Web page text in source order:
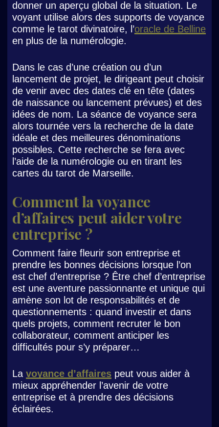
donner un aperçu global de la situation. Le
voyant utilise alors des supports de voyance
comme le tarot divinatoire, l’oracle de Belline
en plus de la numérologie.
Dans le cas d’une création ou d’un
lancement de projet, le dirigeant peut choisir
de venir avec des dates clé en tête (dates
de naissance ou lancement prévues) et des
idées de nom. La séance de voyance sera
alors tournée vers la recherche de la date
idéale et des meilleures dénominations
possibles. Cette recherche se fera avec
l’aide de la numérologie ou en tirant les
cartes du tarot de Marseille.
Comment la voyance
d’affaires peut aider votre
entreprise ?
Comment faire fleurir son entreprise et
prendre les bonnes décisions lorsque l’on
est chef d’entreprise ? Être chef d’entreprise
est une aventure passionnante et unique qui
amène son lot de responsabilités et de
questionnements : quand investir et dans
quels projets, comment recruter le bon
collaborateur, comment anticiper les
difficultés pour s’y préparer…
La voyance d’affaires peut vous aider à
mieux appréhender l’avenir de votre
entreprise et à prendre des décisions
éclairées.